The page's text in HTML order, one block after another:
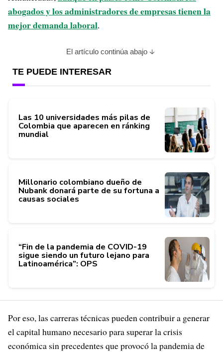
abogados y los administradores de empresas tienen la
mejor demanda laboral.
El artículo continúa abajo
TE PUEDE INTERESAR
Las 10 universidades más pilas de
Colombia que aparecen en ránking
mundial
Millonario colombiano dueño de
Nubank donará parte de su fortuna a
causas sociales
“Fin de la pandemia de COVID-19
sigue siendo un futuro lejano para
Latinoamérica”: OPS
Por eso, las carreras técnicas pueden contribuir a generar
el capital humano necesario para superar la crisis
económica sin precedentes que provocó la pandemia de